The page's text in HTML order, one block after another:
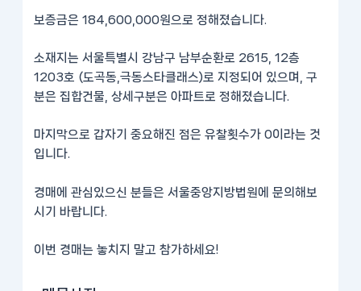
보증금은 184,600,000원으로 정해졌습니다.
소재지는 서울특별시 강남구 남부순환로 2615, 12층
1203호 (도곡동,극동스타클래스)로 지정되어 있으며, 구
분은 집합건물, 상세구분은 아파트로 정해졌습니다.
마지막으로 갑자기 중요해진 점은 유찰횟수가 0이라는 것
입니다.
경매에 관심있으신 분들은 서울중앙지방법원에 문의해보
시기 바랍니다.
이번 경매는 놓치지 말고 참가하세요!